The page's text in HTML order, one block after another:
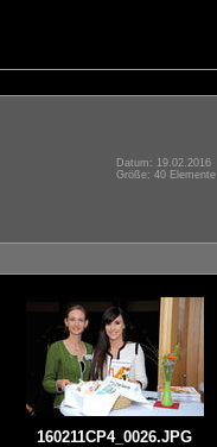
Datum: 19.02.2016
Größe: 40 Elemente
160211CP4_0026.JPG